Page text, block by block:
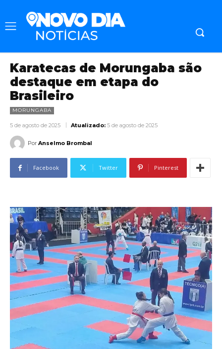
Karatecas de Morungaba são
destaque em etapa do
Brasileiro
MORUNGABA
5 de agosto de 2025 Atualizado: 5 de agosto de 2025
Por Anselmo Brombal
Facebook Twitter Pinterest